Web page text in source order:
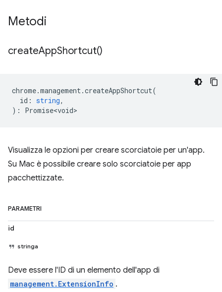
Metodi
createAppShortcut()
chrome.management.createAppShortcut(
id : string,
) : Promise<void>
Visualizza le opzioni per creare scorciatoie per un'app.
Su Mac è possibile creare solo scorciatoie per app
pacchettizzate.
PARAMETRI
id
stringa
Deve essere l'ID di un elemento dell'app di
management.ExtensionInfo .